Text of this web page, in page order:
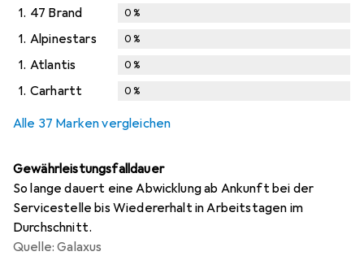
1. 47 Brand 0%
1. Alpinestars 0%
1. Atlantis 0%
1. Carhartt 0%
Alle 37 Marken vergleichen
Gewährleistungsfalldauer
So lange dauert eine Abwicklung ab Ankunft bei der
Servicestelle bis Wiedererhalt in Arbeitstagen im
Durchschnitt.
Quelle: Galaxus